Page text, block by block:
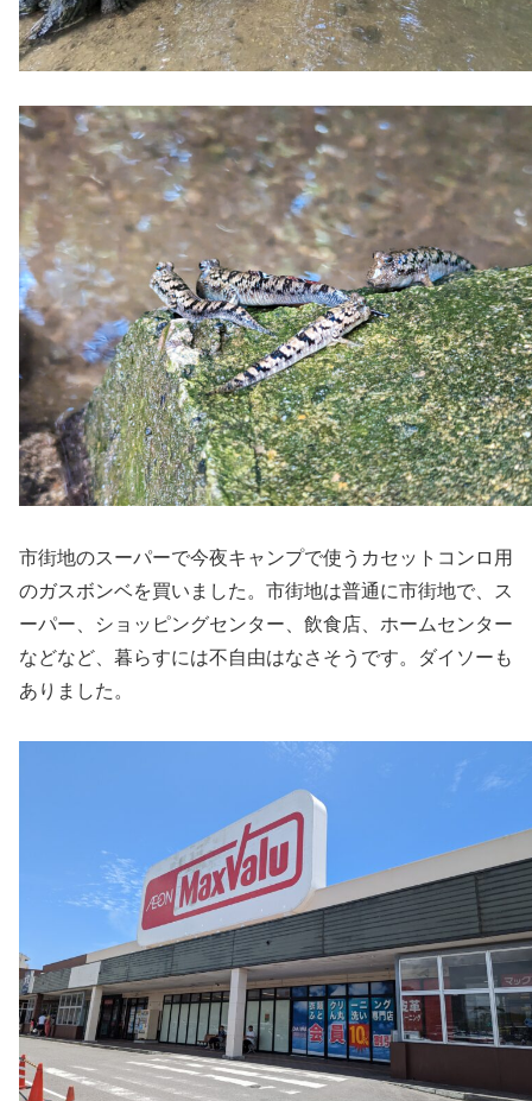
市街地のスーパーで今夜キャンプで使うカセットコンロ用
のガスボンベを買いました。市街地は普通に市街地で、ス
ーパー、ショッピングセンター、飲食店、ホームセンター
などなど、暮らすには不自由はなさそうです。ダイソーも
ありました。